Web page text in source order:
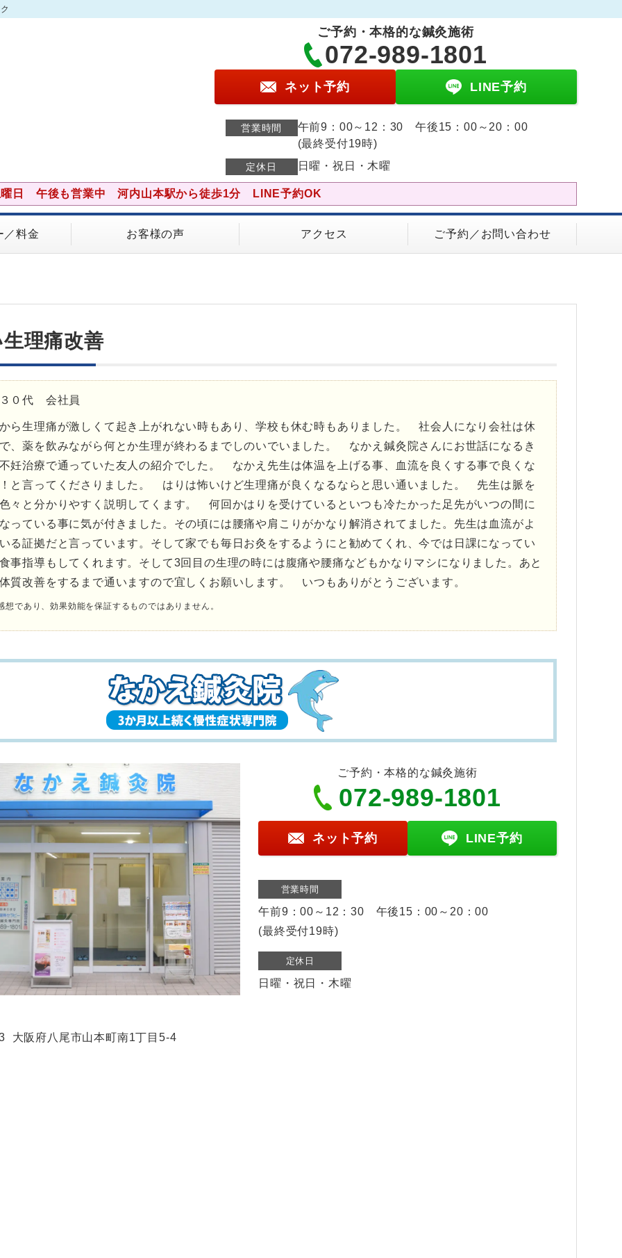
ご予約・本格的な鍼灸施術
072-989-1801
ネット予約 LINE予約
営業時間
午前9：00～12：30 午後15：00～20：00
(最終受付19時)
定休日 日曜・祝日・木曜
曜日 午後も営業中 河内山本駅から徒歩1分 LINE予約OK
／料金 お客様の声 アクセス ご予約／お問い合わせ
理痛改善
０代 会社員
ら生理痛が激しくて起き上がれない時もあり、学校も休む時もありました。 社会人になり会社は休
、薬を飲みながら何とか生理が終わるまでしのいでいました。 なかえ鍼灸院さんにお世話になるき
妊治療で通っていた友人の紹介でした。 なかえ先生は体温を上げる事、血流を良くする事で良くな
と言ってくださりました。 はりは怖いけど生理痛が良くなるならと思い通いました。 先生は脈を
々と分かりやすく説明してくます。 何回かはりを受けているといつも冷たかった足先がいつの間に
っている事に気が付きました。その頃には腰痛や肩こりがかなり解消されてました。先生は血流がよ
る証拠だと言っています。そして家でも毎日お灸をするようにと勧めてくれ、今では日課になってい
指導もしてくれます。そして3回目の生理の時には腹痛や腰痛などもかなりマシになりました。あと
質改善をするまで通いますので宜しくお願いします。 いつもありがとうございます。
であり、効果効能を保証するものではありません。
ご予約・本格的な鍼灸施術
072-989-1801
ネット予約 LINE予約
営業時間
午前9：00～12：30 午後15：00～20：00
(最終受付19時)
定休日
日曜・祝日・木曜
大阪府八尾市山本町南1丁目5-4